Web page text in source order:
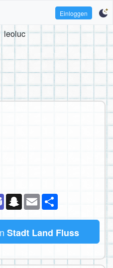
Einloggen
leoluc
TeamsSnapchat
Email
Stadt Land Fluss